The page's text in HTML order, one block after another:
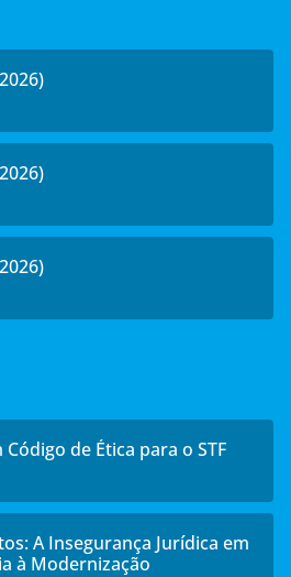
de Ética para o STF
A Insegurança Jurídica em
à Modernização